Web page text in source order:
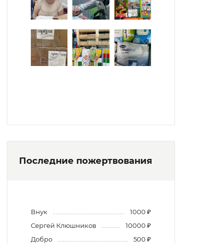
Последние пожертвования
Внук
1000 ₽
Сергей Клюшников
10000 ₽
Добро
500 ₽